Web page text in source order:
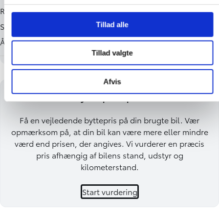
Tillad alle
Tillad valgte
Afvis
Få en byttepris på din bil
Få en vejledende byttepris på din brugte bil. Vær
opmærksom på, at din bil kan være mere eller mindre
værd end prisen, der angives. Vi vurderer en præcis
pris afhængig af bilens stand, udstyr og
kilometerstand.
Start vurdering